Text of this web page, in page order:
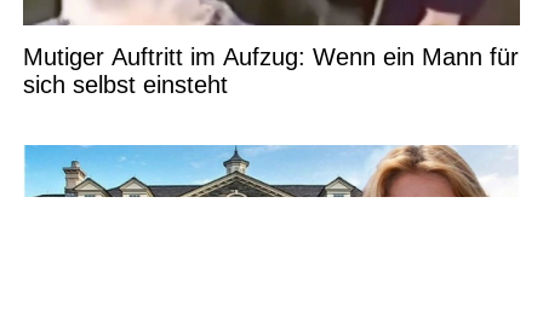
Mutiger Auftritt im Aufzug: Wenn ein Mann für
sich selbst einsteht